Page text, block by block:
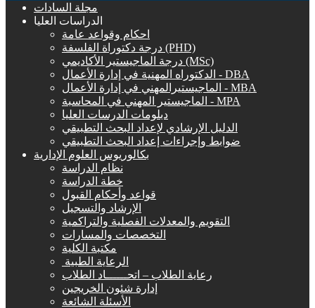
مجلة السادات
الدراسات العليا
احكام وقواعد عامة
درجة دكتوراة الفلسفة (PHD)
درجة الماجيستير الأكاديمي (MSc)
الدكتوراه المهنية في إدارة الأعمال - DBA
الماجيستيرالمهني في إدارة الأعمال - MBA
الماجيستير المهني في المحاسبة - MPA
دبلومات الدرسات العليا
الدليل الإرشادي لإعداد البحث التطبيقي
ضوابط وإجراءات إعداد البحث التطبيقي
بكالوريوس العلوم الإدارية
نظام الدراسة
خطة الدراسة
قواعد وأحكام القبول
الإرشاد والتسجيل
التقويم والمعدلات الفصلية والتراكمية
التخصصات والمسارات
مكتبة الكلية
الرعاية الطبية ‏
رعاية الطلاب – اتحــــــاد الطلاب
إدارة شئون الخريجين
الأسئلة الشائعة